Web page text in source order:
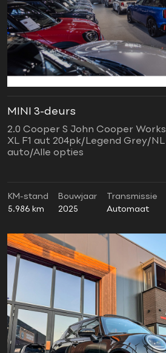
MINI 3-deurs
2.0 Cooper S John Cooper Works
XL F1 aut 204pk/Legend Grey/NL
auto/Alle opties
KM-stand
5.986 km
Bouwjaar
2025
Transmissie
Automaat